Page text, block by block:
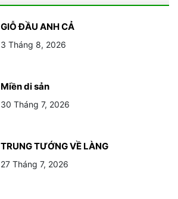
GIỖ ĐẦU ANH CẢ
3 Tháng 8, 2026
Miền di sản
30 Tháng 7, 2026
TRUNG TƯỚNG VỀ LÀNG
27 Tháng 7, 2026